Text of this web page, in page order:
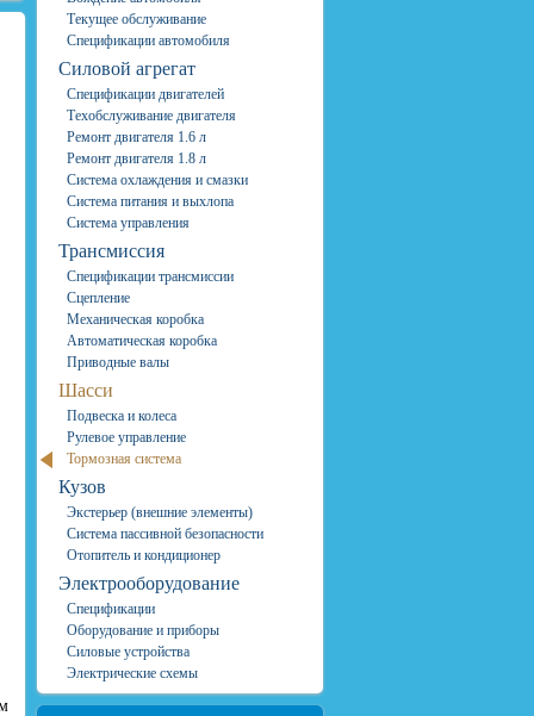
Текущее обслуживание
Спецификации автомобиля
Силовой агрегат
Спецификации двигателей
Техобслуживание двигателя
Ремонт двигателя 1.6 л
Ремонт двигателя 1.8 л
Система охлаждения и смазки
Система питания и выхлопа
Система управления
Трансмиссия
Спецификации трансмиссии
Сцепление
Механическая коробка
Автоматическая коробка
Приводные валы
Шасси
Подвеска и колеса
Рулевое управление
Тормозная система
Кузов
Экстерьер (внешние элементы)
Система пассивной безопасности
Отопитель и кондиционер
Электрооборудование
Спецификации
Оборудование и приборы
Силовые устройства
Электрические схемы